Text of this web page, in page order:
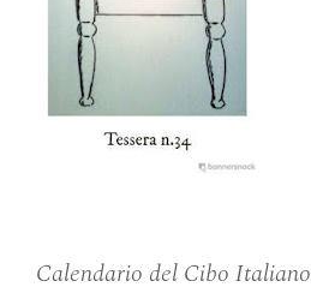
Calendario del Cibo Italiano